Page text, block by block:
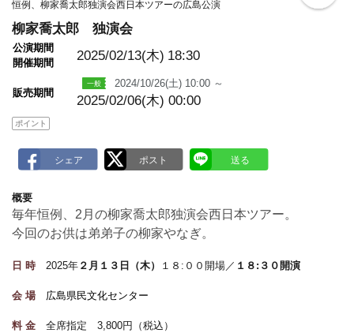
o
恒例、柳家喬太郎独演会西日本ツアーの広島公演
柳家喬太郎 独演会
公演期間
開催期間
2025/02/13(木) 18:30
販売期間
2024/10/26(土) 10:00 ～
2025/02/06(木) 00:00
ポイント
概要
毎年恒例、2月の柳家喬太郎独演会西日本ツアー。
今回のお供は弟弟子の柳家やなぎ。
日 時 2025年 ２月１３日（木） １８:００開場／ １８:３０開演
会 場 広島県民文化センター
料 金 全席指定 3,800円（税込）